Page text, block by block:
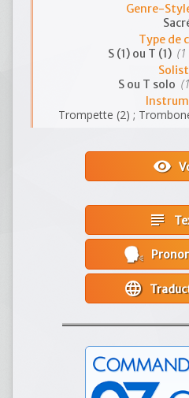
Genre-
Type de
S (1) ou T (1) (1
S ou T solo
Trompette (2) ;
visibility
subject
language